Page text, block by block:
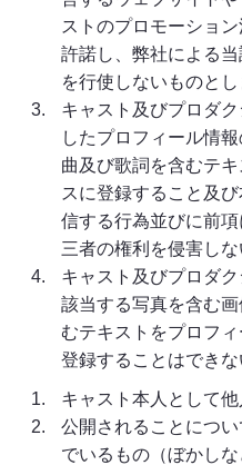
ストのプロモーショ
許諾し、弊社による
を行使しないものとし
キャスト及びプロダ
したプロフィール情
曲及び歌詞を含むテ
スに登録すること及
信する行為並びに前
三者の権利を侵害しな
キャスト及びプロダ
該当する写真を含む
むテキストをプロフ
登録することはできな
キャスト本人として
公開されることにつ
でいるもの（ぼかし